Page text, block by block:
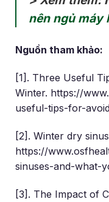
nên ngủ máy
Nguồn tham khảo:
[1]. Three Useful
Winter. https://
useful-tips-for-
[2]. Winter dry
https://
sinuses-and-what-
[3]. The Impact of